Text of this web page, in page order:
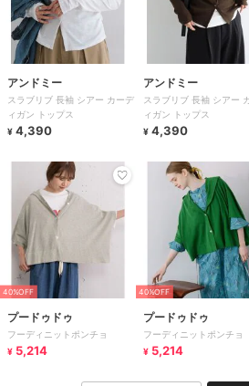
アンドミー
スラブリブ 長袖 シアー カーデ
ィガン トップス
¥ 4,390
アンドミー
スラブリブ 長袖 シアー
ィガン トップス
¥ 4,390
40%OFF
プードゥドゥ
フーディニットポンチョ
¥ 5,214
40%OFF
プードゥドゥ
フーディニットポンチョ
¥ 5,214